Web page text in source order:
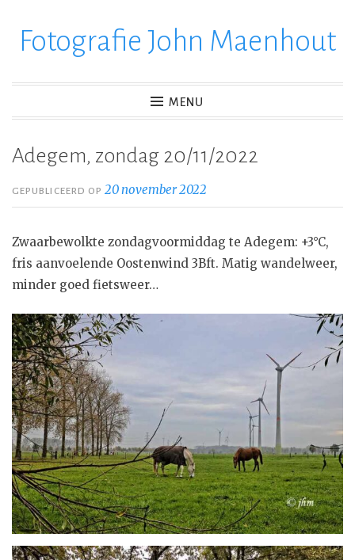
verderFotografie John Maenhout
MENU
Adegem, zondag 20/11/2022
GEPUBLICEERD OP20 november 2022
Zwaarbewolkte zondagvoormiddag te Adegem: +3°C,
fris aanvoelende Oostenwind 3Bft. Matig wandelweer,
minder goed fietsweer…